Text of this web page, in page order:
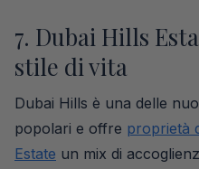
7. Dubai Hills
stile di vita
Dubai Hills è una delle
popolari e offre proprietà
Estate un mix di